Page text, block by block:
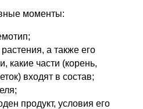
моменты:
а также его
какие части (корень,
входят в состав;
продукт, условия его